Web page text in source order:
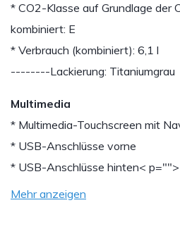
* CO2-Klasse auf Grundlage der
kombiniert: E
* Verbrauch (kombiniert): 6,1 l
--------Lackierung: Titaniumgrau
Multimedia
* Multimedia-Touchscreen mit
* USB-Anschlüsse vorne
* USB-Anschlüsse hinten< p="">
Mehr anzeigen